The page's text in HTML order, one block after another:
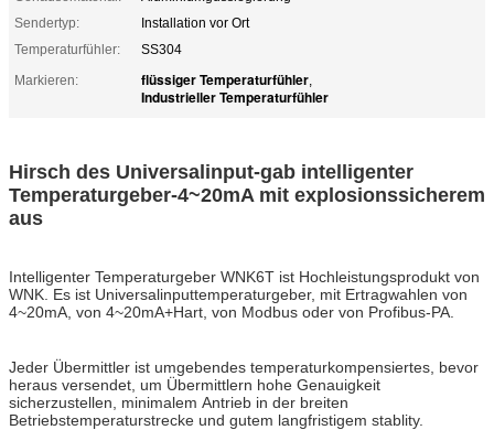
Sendertyp:
Installation vor Ort
Temperaturfühler:
SS304
Markieren:
flüssiger Temperaturfühler,
Industrieller Temperaturfühler
Hirsch des Universalinput-gab intelligenter
Temperaturgeber-4~20mA mit explosionssicherem
aus
Intelligenter Temperaturgeber WNK6T ist Hochleistungsprodukt von
WNK. Es ist Universalinputtemperaturgeber, mit Ertragwahlen von
4~20mA, von 4~20mA+Hart, von Modbus oder von Profibus-PA.
Jeder Übermittler ist umgebendes temperaturkompensiertes, bevor
heraus versendet, um Übermittlern hohe Genauigkeit
sicherzustellen, minimalem Antrieb in der breiten
Betriebstemperaturstrecke und gutem langfristigem stablity.